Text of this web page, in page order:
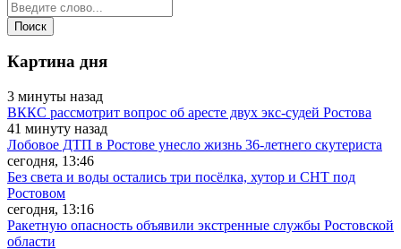
Картина дня
3 минуты назад
ВККС рассмотрит вопрос об аресте двух экс-судей Ростова
41 минуту назад
Лобовое ДТП в Ростове унесло жизнь 36-летнего скутериста
сегодня, 13:46
Без света и воды остались три посёлка, хутор и СНТ под
Ростовом
сегодня, 13:16
Ракетную опасность объявили экстренные службы Ростовской
области